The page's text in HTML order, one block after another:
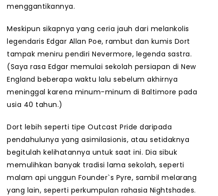
menggantikannya.
Meskipun sikapnya yang ceria jauh dari melankolis
legendaris Edgar Allan Poe, rambut dan kumis Dort
tampak meniru pendiri Nevermore, legenda sastra.
(Saya rasa Edgar memulai sekolah persiapan di New
England beberapa waktu lalu sebelum akhirnya
meninggal karena minum-minum di Baltimore pada
usia 40 tahun.)
Dort lebih seperti tipe Outcast Pride daripada
pendahulunya yang asimilasionis, atau setidaknya
begitulah kelihatannya untuk saat ini. Dia sibuk
memulihkan banyak tradisi lama sekolah, seperti
malam api unggun Founder`s Pyre, sambil melarang
yang lain, seperti perkumpulan rahasia Nightshades.